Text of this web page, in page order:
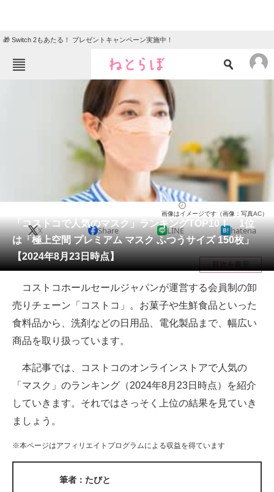
🎁 Switch 2もあたる！ プレゼントキャンペーン実施中！
ニュース
教育・育児
リサーチ
会員記事
メディア
注目記事を集めた総合ページ
ITの今と未来を見通す
スマホと通信の最新トレンド
ビジネスと働き方のヒント
経営リーダーのコミュニティ
「コストコで人気のマスク」ランキングTOP10！ 1位
は「極上空間 プレミアム マスク ふつうサイズ 150枚」
【2024年8月23日時点】
画像はイメージです（画像：写真AC）
X Share LINE hatena
目次を表示
コストコホールセールジャパンが運営する会員制の卸
売りチェーン「コストコ」。お菓子や生鮮食品といった
食料品から、洗剤などの日用品、電化製品まで、幅広い
商品を取り扱っています。
本記事では、コストコのオンラインストアで人気の
「マスク」のランキング（2024年8月23日時点）を紹介
していきます。それではさっそく上位の結果を見ていき
ましょう。
※本ページはアフィリエイトプログラムによる収益を得ています
筆者：たびと